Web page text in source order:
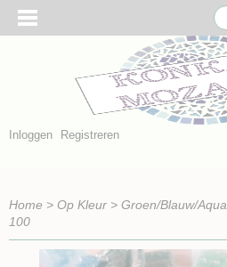
Inloggen Registreren
Home > Op Kleur > Groen/Blauw/Aqua
100